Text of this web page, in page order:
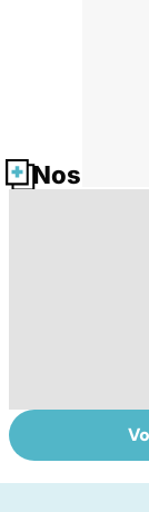
Nos
Covid-19 :
savoir sur